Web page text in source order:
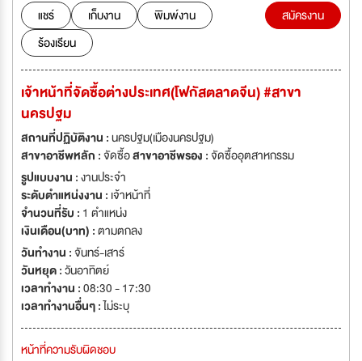
สมัยผ่านการวิจัยและพัฒนาผลิตภัณฑ์ด้วยนักวิทยาศาสตร์เครื่องสำอางสาย
ตรงผู้มากประสบการณ์เลือกใช้แต่วัตถุดิบที่มีคุณภาพ ซึ่งเป็นที่ยอมรับจาก
สถาบันชั้นนำต่างๆ ทำให้ กลุ่มบริษัทของเรา ได้รับความไว้วางใจจากคลินิก และ
แบรนด์เครื่องสำอางชั้นนำ ให้คิดค้นและพัฒนาสูตรผลิตภัณฑ์อย่างต่อเนื่องกว่า
10 ปี
แชร์ เก็บงาน
พิมพ์งาน
ร้องเรียน
สมัครงาน
เจ้าหน้าที่จัดซื้อต่างประเทศ(โฟกัสตลาดจีน) #สาขา
นครปฐม
สถานที่ปฏิบัติงาน :นครปฐม(เมืองนครปฐม)
สาขาอาชีพหลัก :จัดซื้อสาขาอาชีพรอง :จัดซื้ออุตสาหกรรม
รูปแบบงาน :งานประจำ
ระดับตำแหน่งงาน : เจ้าหน้าที่
จำนวนที่รับ : 1 ตำแหน่ง
เงินเดือน(บาท) :ตามตกลง
วันทำงาน :จันทร์-เสาร์
วันหยุด :วันอาทิตย์
เวลาทำงาน :08:30 - 17:30
เวลาทำงานอื่นๆ :ไม่ระบุ
หน้าที่ความรับผิดชอบ